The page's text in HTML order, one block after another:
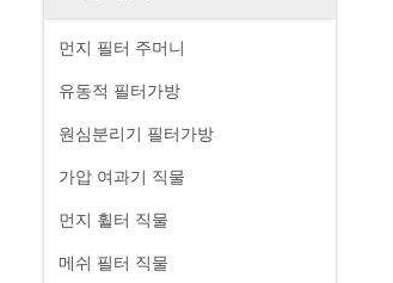
먼지 필터 주머니
유동적 필터가방
원심분리기 필터가방
가압 여과기 직물
먼지 휠터 직물
메쉬 필터 직물